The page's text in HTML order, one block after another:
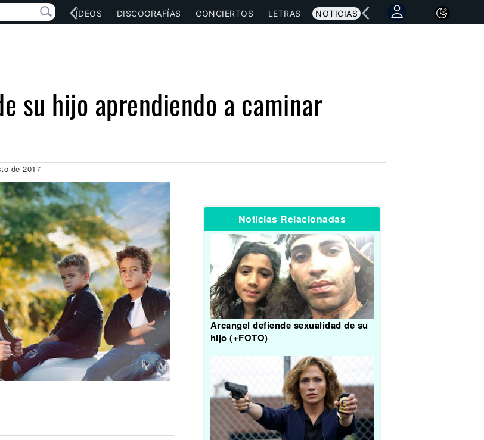
MÚSICA VÍDEOS DISCOGRAFÍAS CONCIERTOS LETRAS NOTICIAS
su hijo aprendiendo a caminar
de 2017
Noticias Relacionadas
Arcangel defiende sexualidad de su
hijo (+FOTO)